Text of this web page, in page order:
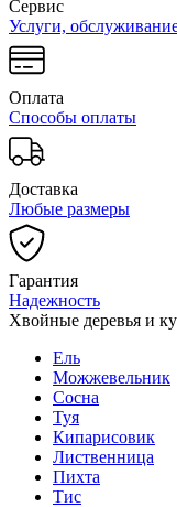
Сервис
Услуги,
Оплата
Способы оплаты
Доставка
Любые размеры
Гарантия
Надежность
Хвойные деревья и
Ель
Можжевельник
Сосна
Туя
Кипарисовик
Лиственница
Пихта
Тис